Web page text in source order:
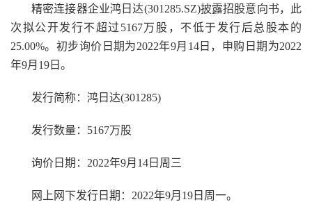
精密连接器企业鸿日达(301285.SZ)披露招股意向书，此
次拟公开发行不超过5167万股，不低于发行后总股本的
25.00%。初步询价日期为2022年9月14日，申购日期为2022
年9月19日。
发行简称：鸿日达(301285)
发行数量：5167万股
询价日期：2022年9月14日周三
网上网下发行日期：2022年9月19日周一。